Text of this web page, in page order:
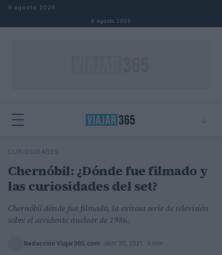
Saltar al contenido
9 agosto 2026
9 agosto 2026
⌕
Buscar
CURIOSIDADES
Chernóbil: ¿Dónde fue filmado y
las curiosidades del set?
Chernóbil dónde fue filmado, la exitosa serie de televisión
sobre el accidente nuclear de 1986.
Redacción Viajar365.com · abril 30, 2021 · 3 min